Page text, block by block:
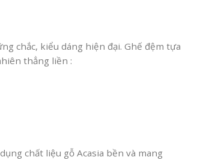
chắc, kiểu dáng hiện đại. Ghế đệm tựa
thẳng liền :
chất liệu gỗ Acasia bền và mang